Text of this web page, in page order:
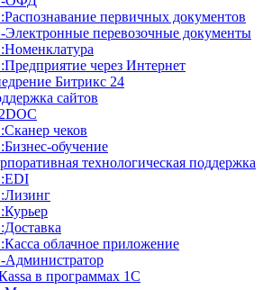
первичных документов
Электронные перевозочные документы
через Интернет
Битрикс 24
сайтов
чеков
обучение
технологическая поддержка
облачное приложение
Администратор
в программах 1С